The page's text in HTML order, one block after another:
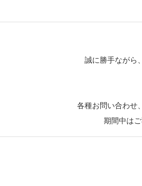
誠に勝手ながら
各種お問い合わせ
期間中は